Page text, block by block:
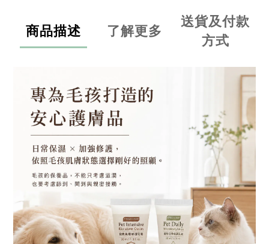
商品描述 了解更多
送貨及付款
方式